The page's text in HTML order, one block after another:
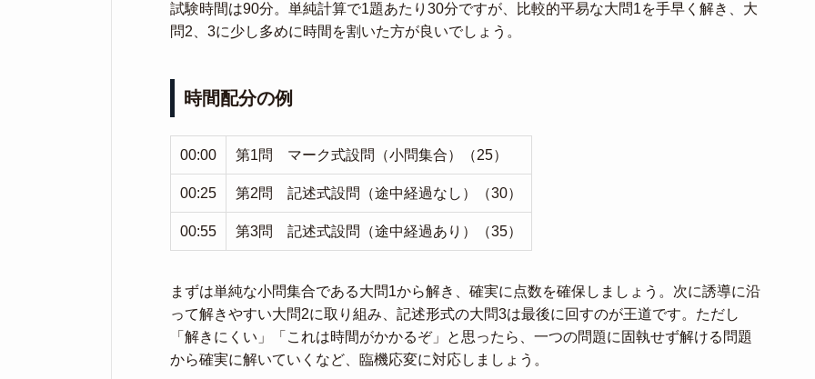
試験時間は90分。単純計算で1題あたり30分ですが、比較的平易な大問1を手早く解き、大
問2、3に少し多めに時間を割いた方が良いでしょう。
時間配分の例
00:00 第1問 マーク式設問（小問集合）（25）
00:25 第2問 記述式設問（途中経過なし）（30）
00:55 第3問 記述式設問（途中経過あり）（35）
まずは単純な小問集合である大問1から解き、確実に点数を確保しましょう。次に誘導に沿
って解きやすい大問2に取り組み、記述形式の大問3は最後に回すのが王道です。ただし
「解きにくい」「これは時間がかかるぞ」と思ったら、一つの問題に固執せず解ける問題
から確実に解いていくなど、臨機応変に対応しましょう。